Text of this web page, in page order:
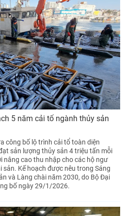
5 năm cải tổ ngành thủy sản
công bố lộ trình cải tổ toàn diện
sản lượng thủy sản 4 triệu tấn mỗi
nâng cao thu nhập cho các hộ ngư
Kế hoạch được nêu trong Sáng
và Làng chài năm 2030, do Bộ Đại
bố ngày 29/1/2026.